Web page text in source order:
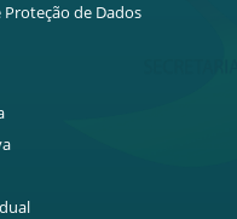
Proteção de Dados